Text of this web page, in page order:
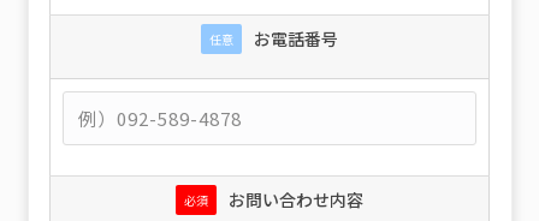
任意 お電話番号
必須 お問い合わせ内容